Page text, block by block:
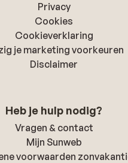
Privacy
Cookies
Cookieverklaring
je marketing voorkeuren
Disclaimer
Heb je hulp nodig?
Vragen & contact
Mijn Sunweb
voorwaarden